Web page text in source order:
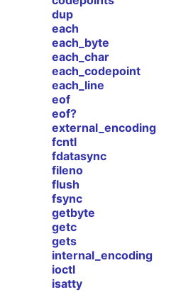
dup
each
each_byte
each_char
each_codepoint
each_line
eof
eof?
external_encoding
fcntl
fdatasync
fileno
flush
fsync
getbyte
getc
gets
internal_encoding
ioctl
isatty